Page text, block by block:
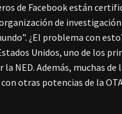
de Facebook están
organización de
¿El problema con
Unidos, uno de los
la NED. Además, muchas
otras potencias de la